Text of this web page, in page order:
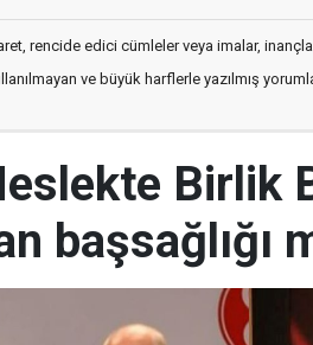
rencide edici cümleler veya imalar,
ve büyük harflerle yazılmış
Birlik
başsağlığı